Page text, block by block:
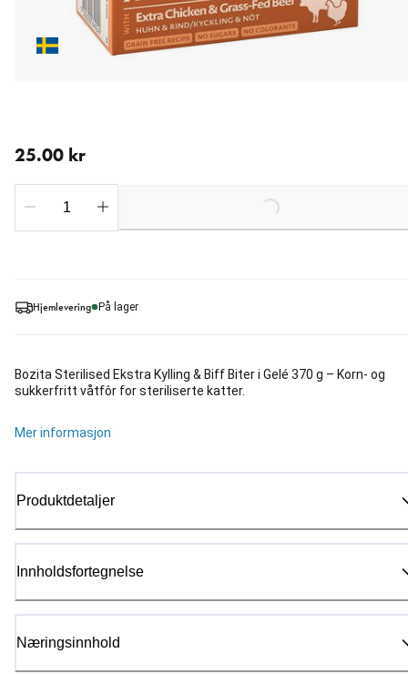
Hjemlevering På lager
Bozita Sterilised Ekstra Kylling & Biff Biter i Gelé 370 g – Korn- og
sukkerfritt våtfôr for steriliserte katter.
Mer informasjon
Produktdetaljer
Innholdsfortegnelse
Næringsinnhold
25.00 kr
Loading...